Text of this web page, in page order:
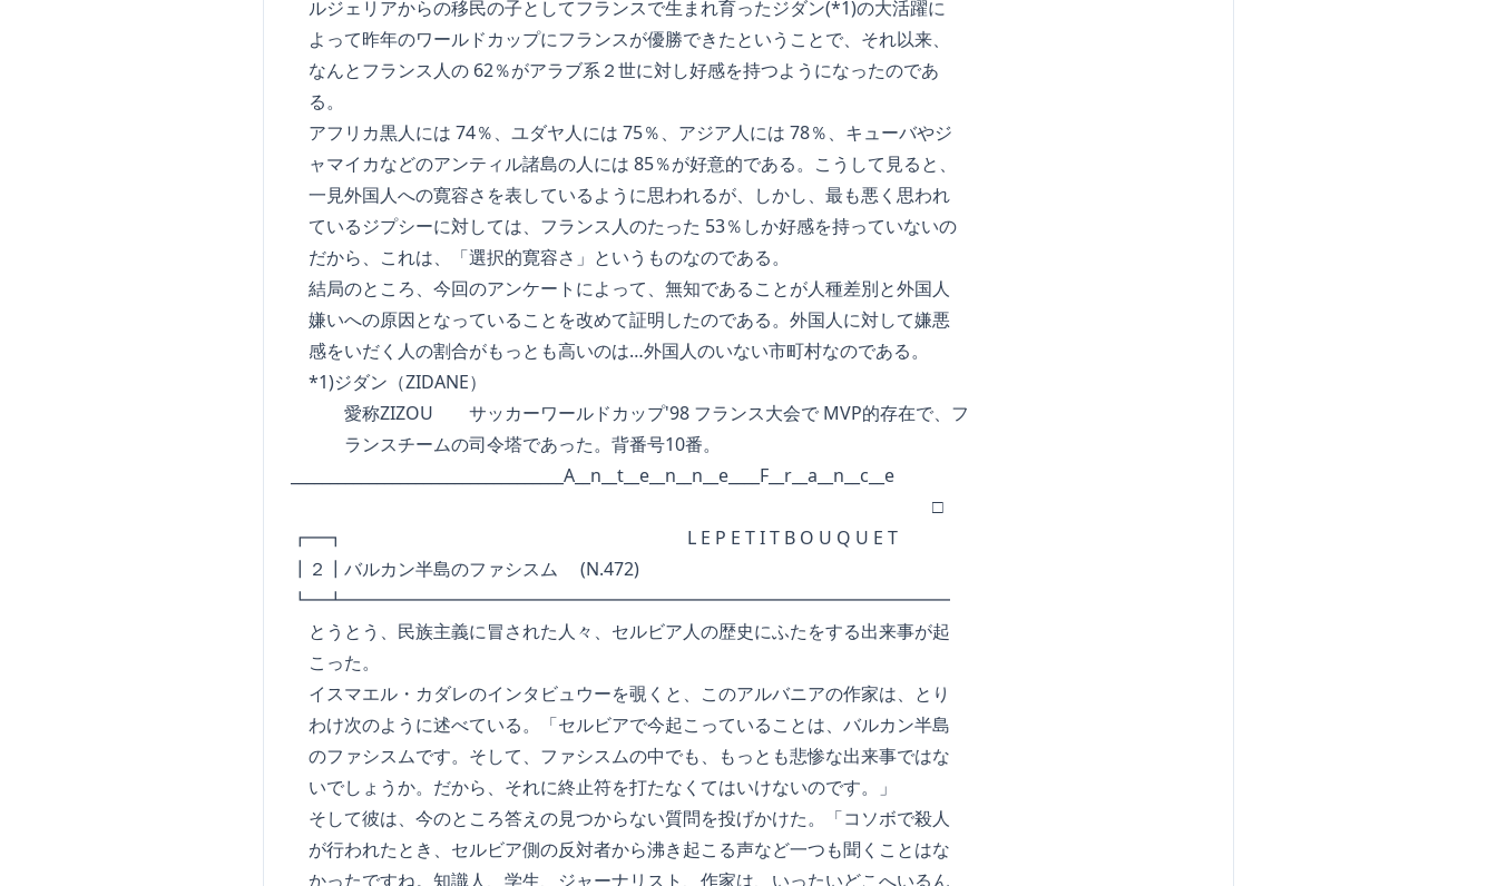
ルジェリアからの移民の子としてフランスで生まれ育ったジダン(*1)の大活躍に
よって昨年のワールドカップにフランスが優勝できたということで、それ以来、
なんとフランス人の 62％がアラブ系２世に対し好感を持つようになったのであ
る。
アフリカ黒人には 74％、ユダヤ人には 75％、アジア人には 78％、キューバやジ
ャマイカなどのアンティル諸島の人には 85％が好意的である。こうして見ると、
一見外国人への寛容さを表しているように思われるが、しかし、最も悪く思われ
ているジプシーに対しては、フランス人のたった 53％しか好感を持っていないの
だから、これは、「選択的寛容さ」というものなのである。
結局のところ、今回のアンケートによって、無知であることが人種差別と外国人
嫌いへの原因となっていることを改めて証明したのである。外国人に対して嫌悪
感をいだく人の割合がもっとも高いのは…外国人のいない市町村なのである。
*1)ジダン（ZIDANE）
愛称ZIZOU サッカーワールドカップ'98 フランス大会で MVP的存在で、フ
ランスチームの司令塔であった。背番号10番。
___________________________________A__n__t__e__n__n__e____F__r__a__n__c__e
□
┏━┓ L E P E T I T B O U Q U E T
┃２┃バルカン半島のファシスム (N.472)
┗━┻━━━━━━━━━━━━━━━━━━━━━━━━━━━━━━━━━━
とうとう、民族主義に冒された人々、セルビア人の歴史にふたをする出来事が起
こった。
イスマエル・カダレのインタビュウーを覗くと、このアルバニアの作家は、とり
わけ次のように述べている。「セルビアで今起こっていることは、バルカン半島
のファシスムです。そして、ファシスムの中でも、もっとも悲惨な出来事ではな
いでしょうか。だから、それに終止符を打たなくてはいけないのです。」
そして彼は、今のところ答えの見つからない質問を投げかけた。「コソボで殺人
が行われたとき、セルビア側の反対者から沸き起こる声など一つも聞くことはな
かったですね。知識人、学生、ジャーナリスト、作家は、いったいどこへいるん